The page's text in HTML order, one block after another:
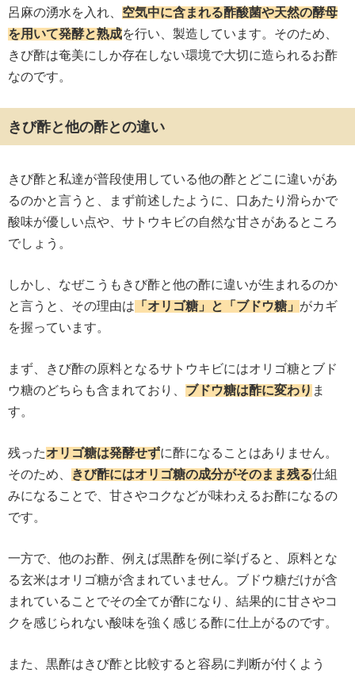
呂麻の湧水を入れ、 空気中に含まれる酢酸菌や天然の酵母
を用いて発酵と熟成を行い、製造しています。そのため、
きび酢は奄美にしか存在しない環境で大切に造られるお酢
なのです。
きび酢と他の酢との違い
きび酢と私達が普段使用している他の酢とどこに違いがあ
るのかと言うと、まず前述したように、口あたり滑らかで
酸味が優しい点や、サトウキビの自然な甘さがあるところ
でしょう。
しかし、なぜこうもきび酢と他の酢に違いが生まれるのか
と言うと、その理由は 「オリゴ糖」と「ブドウ糖」 がカギ
を握っています。
まず、きび酢の原料となるサトウキビにはオリゴ糖とブド
ウ糖のどちらも含まれており、 ブドウ糖は酢に変わり ま
す。
残ったオリゴ糖は発酵せずに酢になることはありません。
そのため、
きび酢にはオリゴ糖の成分がそのまま残る仕組
みになることで、甘さやコクなどが味わえるお酢になるの
です。
一方で、他のお酢、例えば黒酢を例に挙げると、原料とな
る玄米はオリゴ糖が含まれていません。ブドウ糖だけが含
まれていることでその全てが酢になり、結果的に甘さやコ
クを感じられない酸味を強く感じる酢に仕上がるのです。
また、黒酢はきび酢と比較すると容易に判断が付くよう